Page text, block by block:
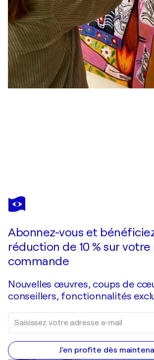
MERCEDES
LAGUNAS
Je passe commande
Abonnez-vous et
réduction de 10 % sur
commande
Nouvelles œuvres, coups de
conseillers, fonctionnalités
J'en profite dès